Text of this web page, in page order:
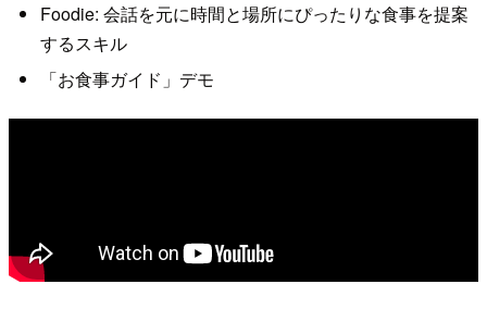
Foodie: 会話を元に時間と場所にぴったりな食事を提案
するスキル
「お食事ガイド」デモ